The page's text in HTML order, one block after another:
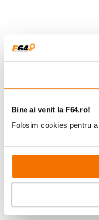
Bine ai venit la F64.ro!
Folosim cookies pentru